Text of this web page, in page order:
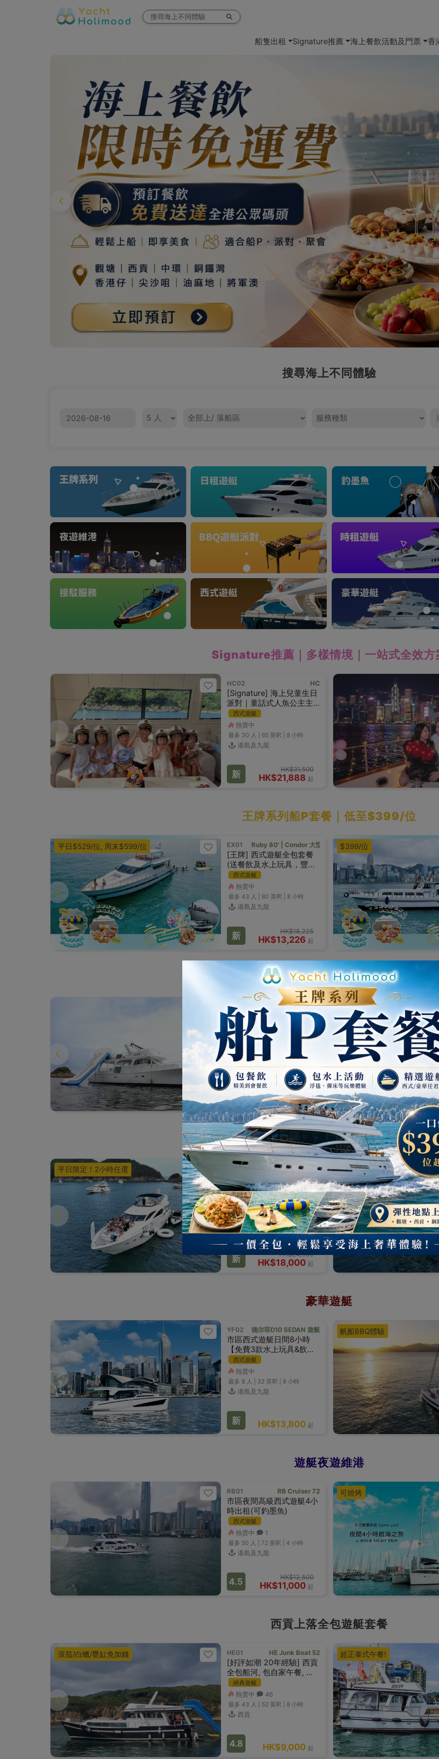
船隻出租 Signature推薦 海上餐飲活動及門票 香
搜尋海上不同體驗
人數 上/ 落船區 服務種類
Signature推薦｜多樣情境｜一站式全效方
HC02 HC
[Signature] 海上兒童生日
派對｜童話式人魚公主主
題佈置｜繽紛童趣餐飲｜
海上充氣樂園
西式遊艇
熱賣中
最多 30 人 | 65 英呎 8 小時
港島及九龍
新 HK$31,500
HK$21,888 起
王牌系列船P套餐｜低至$399/位
EX01 Ruby 80' | Condor 大型西式遊艇
[王牌] 西式遊艇全包套餐
(送餐飲及水上玩具，豐富
獎品!)
西式遊艇
熱賣中
最多 43 人 | 80 英呎 8 小時
港島及九龍
新 HK$18,225
HK$13,226 起
平日$529/位, 周末$599/位 $399/位
釣墨魚超值包船套餐
OK01 Party Wolf - 開放式廚房遊艇
夜釣墨魚 / 遊維港市區經
典遊艇 2024年新裝修！
經典遊艇
熱賣中
最多 36 人 |60 英呎 |4 小時
港島及九龍
4.6 HK$6,500 起
限定優惠 | 彈性自選1小時起
SL06 Sunseeker 82 英式貴族品味之選
平日限定！豪華英式遊艇
高級遊艇出租任選2小時
豪華遊艇
熱賣中
最多 40人 |82 英呎|2 小時
港島及九龍
新 HK$24,000
HK$18,000 起
平日限定！2小時任選
豪華遊艇
YF02 德尔菲D10 SEDAN 遊艇
市區西式遊艇日間8小時
【免費3款水上玩具&飲品
小食】
西式遊艇
熱賣中
最多 8人 | 32 英呎 8 小時
港島及九龍
新 HK$13,800 起
帆船BBQ體驗
遊艇夜遊維港
RB01 RB Cruiser 72
市區夜間高級西式遊艇4小
時出租(可釣墨魚)
西式遊艇
熱賣中 1
最多 50 人 | 72 英呎 4 小時
港島及九龍
4.5 HK$12,500
HK$11,000 起
可燒烤
西貢上落全包遊艇套餐
HE01 HE Junk Boat 52
[好評如潮 20年經驗] 西貢
全包船河, 包自家午餐, 水
上玩具及快艇滑
經典遊艇
熱賣中 46
最多 43 人 | 52 英呎 8 小時
西貢
4.8 HK$9,000 起
浪茄/白蠟/甕缸免加錢 超正泰式午餐!